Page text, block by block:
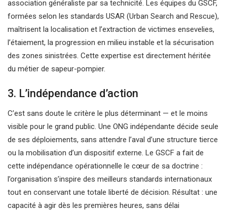
association généraliste par sa technicité. Les équipes du GSCF,
formées selon les standards USAR (Urban Search and Rescue),
maîtrisent la localisation et l’extraction de victimes ensevelies,
l’étaiement, la progression en milieu instable et la sécurisation
des zones sinistrées. Cette expertise est directement héritée
du métier de sapeur-pompier.
3. L’indépendance d’action
C’est sans doute le critère le plus déterminant — et le moins
visible pour le grand public. Une ONG indépendante décide seule
de ses déploiements, sans attendre l’aval d’une structure tierce
ou la mobilisation d’un dispositif externe. Le GSCF a fait de
cette indépendance opérationnelle le cœur de sa doctrine :
l’organisation s’inspire des meilleurs standards internationaux
tout en conservant une totale liberté de décision. Résultat : une
capacité à agir dès les premières heures, sans délai